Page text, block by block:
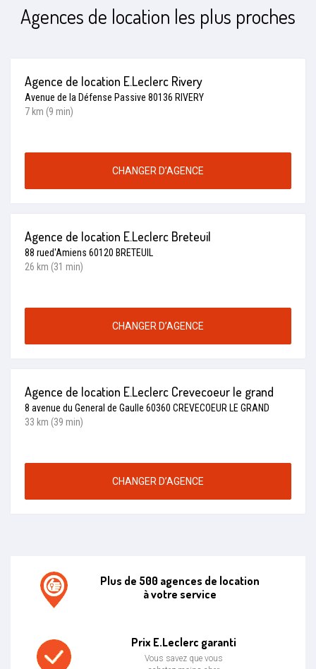
Agences de location les plus proches
Agence de location E.Leclerc Rivery
Avenue de la Défense Passive 80136 RIVERY
7 km (9 min)
CHANGER D’AGENCE
Agence de location E.Leclerc Breteuil
88 rued'Amiens 60120 BRETEUIL
26 km (31 min)
CHANGER D’AGENCE
Agence de location E.Leclerc Crevecoeur le grand
8 avenue du General de Gaulle 60360 CREVECOEUR LE GRAND
33 km (39 min)
CHANGER D’AGENCE
Plus de 500 agences de location
à votre service
Prix E.Leclerc garanti
Vous savez que vous